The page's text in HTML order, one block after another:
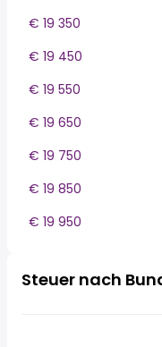
€ 19 350
€ 19 450
€ 19 550
€ 19 650
€ 19 750
€ 19 850
€ 19 950
Steuer nach